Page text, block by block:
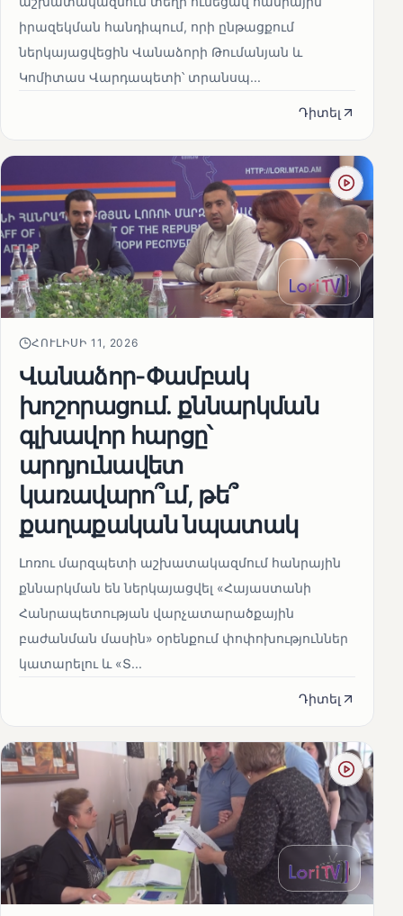
իրազեկման հանդիպում, որի ընթացքում
ներկայացվեցին Վանաձորի Թումանյան և
Կոմիտաս Վարդապետի՝ տրանսպ...
Դիտել
ՀՈՒԼԻՍԻ 11, 2026
Վանաձոր-Փամբակ
խոշորացում. քննարկման
գլխավոր հարցը՝
արդյունավետ
կառավարո՞ւմ, թե՞
քաղաքական նպատակ
Լոռու մարզպետի աշխատակազմում հանրային
քննարկման են ներկայացվել «Հայաստանի
Հանրապետության վարչատարածքային
բաժանման մասին» օրենքում փոփոխություններ
կատարելու և «Տ...
Դիտել